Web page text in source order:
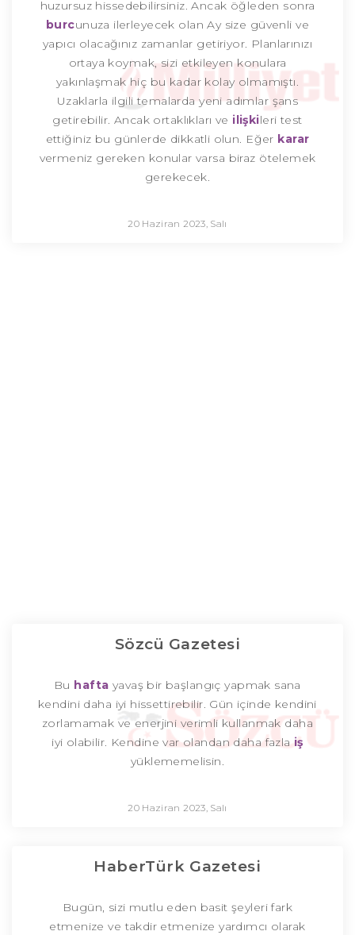
huzursuz hissedebilirsiniz. Ancak öğleden sonra
burcunuza ilerleyecek olan Ay size güvenli ve
yapıcı olacağınız zamanlar getiriyor. Planlarınızı
ortaya koymak, sizi etkileyen konulara
yakınlaşmak hiç bu kadar kolay olmamıştı.
Uzaklarla ilgili temalarda yeni adımlar şans
getirebilir. Ancak ortaklıkları ve ilişkileri test
ettiğiniz bu günlerde dikkatli olun. Eğer karar
vermeniz gereken konular varsa biraz ötelemek
gerekecek.
20 Haziran 2023, Salı
Sözcü Gazetesi
Bu hafta yavaş bir başlangıç yapmak sana
kendini daha iyi hissettirebilir. Gün içinde kendini
zorlamamak ve enerjini verimli kullanmak daha
iyi olabilir. Kendine var olandan daha fazla iş
yüklememelisin.
20 Haziran 2023, Salı
HaberTürk Gazetesi
Bugün, sizi mutlu eden basit şeyleri fark
etmenize ve takdir etmenize yardımcı olarak